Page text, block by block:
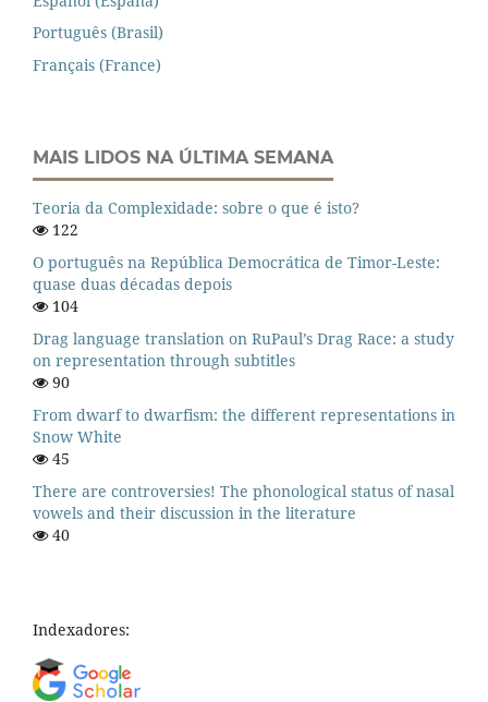
Português (Brasil)
Français (France)
MAIS LIDOS NA ÚLTIMA SEMANA
Teoria da Complexidade: sobre o que é isto?
122
O português na República Democrática de Timor-Leste:
quase duas décadas depois
104
Drag language translation on RuPaul’s Drag Race: a study
on representation through subtitles
90
From dwarf to dwarfism: the different representations in
Snow White
45
There are controversies! The phonological status of nasal
vowels and their discussion in the literature
40
Indexadores: